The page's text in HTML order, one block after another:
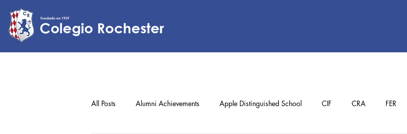
All Posts Alumni Achievements Apple Distinguished School CIF CRA FER